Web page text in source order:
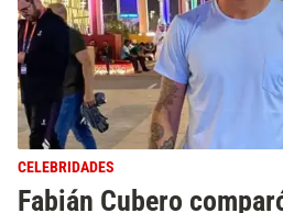
CELEBRIDADES
Fabián Cubero